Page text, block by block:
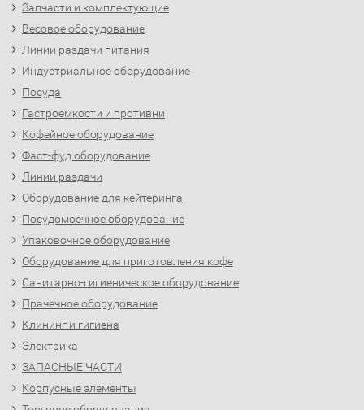
Запчасти и комплектующие
Весовое оборудование
Линии раздачи питания
Индустриальное оборудование
Посуда
Гастроемкости и противни
Кофейное оборудование
Фаст-фуд оборудование
Линии раздачи
Оборудование для кейтеринга
Посудомоечное оборудование
Упаковочное оборудование
Оборудование для приготовления кофе
Санитарно-гигиеническое оборудование
Прачечное оборудование
Клининг и гигиена
Электрика
ЗАПАСНЫЕ ЧАСТИ
Корпусные элементы